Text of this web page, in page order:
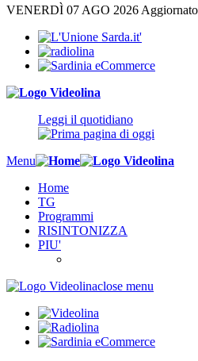
VENERDÌ 07 AGO 2026
Leggi il quotidiano
Menu
Home
TG
Programmi
RISINTONIZZA
PIU'
close menu